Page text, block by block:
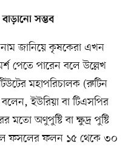
সম্ভব
জানিয়ে কৃষকেরা এখন
পেতে পারেন বলে উল্লেখ
মহাপরিচালক (রুটিন
ইউরিয়া বা টিএসপির
মতো অণুপুষ্টি বা ক্ষুদ্র পুষ্টি
ফসলের ফলন ১৫ থেকে ৩০